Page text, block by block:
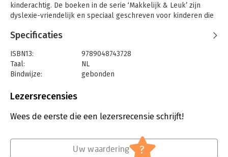
kinderachtig. De boeken in de serie ‘Makkelijk & Leuk’ zijn
dyslexie-vriendelijk en speciaal geschreven voor kinderen die
leesproblemen of leesweerstand weer lol in lezen!
Lava maakt filmpjes over de natuur.
Daarmee wil ze beroemd worden.
Maar Stan doet haar na.
maar dan raken ze samen de weg kwijt in het bos.
En dat brengt Stan en Lava op een GOED en GROEN idee …
Specificaties
ISBN13:
9789048743728
Taal:
NL
Bindwijze:
gebonden
Uitgever:
Verschijningsdatum:
12-4-2022
Makkelijk & Leuk
Lezersrecensies
Wees de eerste die een lezersrecensie schrijft!
Uw waardering ?